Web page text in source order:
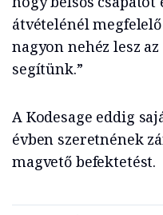
átvételénél
nagyon nehéz lesz
segítünk.”
A Kodesage eddig
évben szeretnének
magvető befektetést.